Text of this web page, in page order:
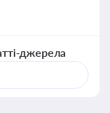
джерела